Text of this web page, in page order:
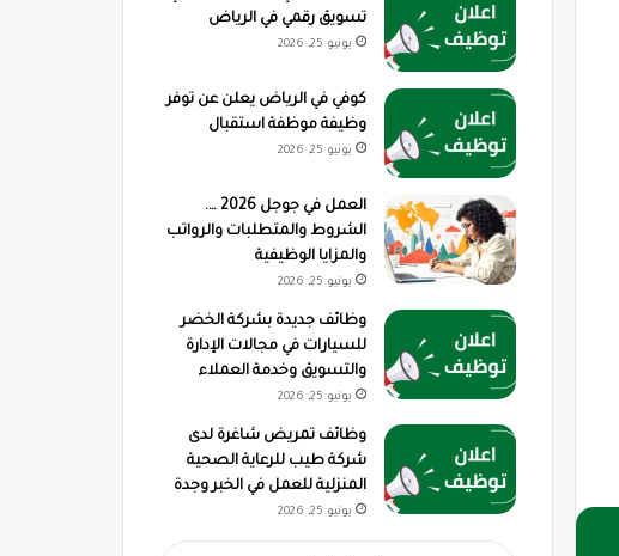
تسويق رقمي في الرياض
يونيو 25, 2026
كوفي في الرياض يعلن عن توفر
وظيفة موظفة استقبال
يونيو 25, 2026
العمل في جوجل 2026 ….
الشروط والمتطلبات والرواتب
والمزايا الوظيفية
يونيو 25, 2026
وظائف جديدة بشركة الخضر
للسيارات في مجالات الإدارة
والتسويق وخدمة العملاء
يونيو 25, 2026
وظائف تمريض شاغرة لدى
شركة طيب للرعاية الصحية
المنزلية للعمل في الخبر وجدة
يونيو 25, 2026